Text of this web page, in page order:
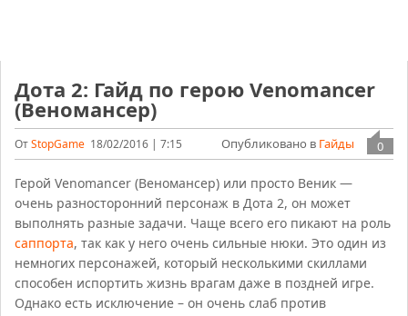
Дота 2: Гайд по герою Venomancer
(Веномансер)
ОтStopGame 18/02/2016 | 7:15 0
Опубликовано в Гайды
Герой Venomancer (Веномансер) или просто Веник —
очень разносторонний персонаж в Дота 2, он может
выполнять разные задачи. Чаще всего его пикают на роль
саппорта, так как у него очень сильные нюки. Это один из
немногих персонажей, который несколькими скиллами
способен испортить жизнь врагам даже в поздней игре.
Однако есть исключение – он очень слаб против